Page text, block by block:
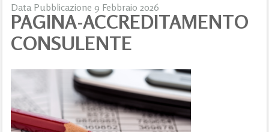
Data Pubblicazione 9 Febbraio 2026
PAGINA-ACCREDITAMENTO
CONSULENTE